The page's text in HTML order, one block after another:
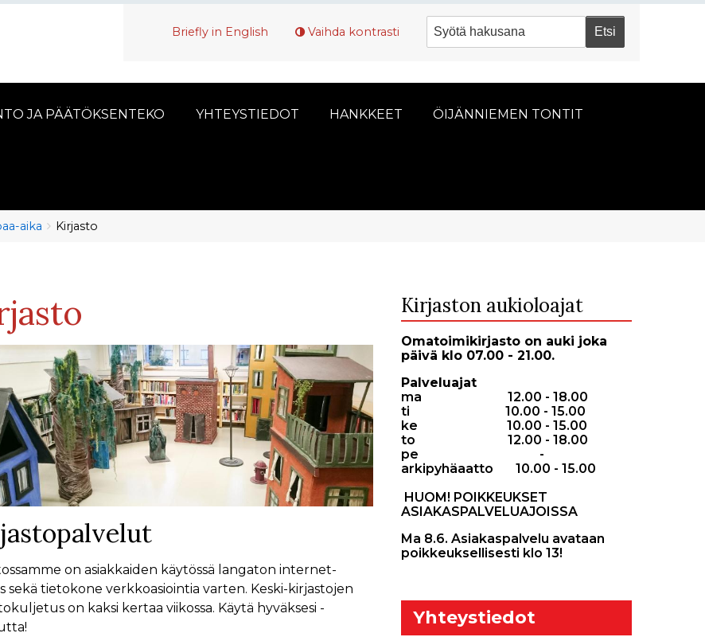
Briefly in English Vaihda kontrasti
JA PÄÄTÖKSENTEKO YHTEYSTIEDOT HANKKEET ÖIJÄNNIEMEN TONTIT
aika Kirjasto
on asiakkaiden käytössä langaton internet-
sekä tietokone verkkoasiointia varten. Keski-kirjastojen
on kaksi kertaa viikossa. Käytä hyväksesi -
Kirjaston aukioloajat
Omatoimikirjasto on auki joka
päivä klo 07.00 - 21.00.
Palveluajat
ma 12.00 - 18.00
ti 10.00 - 15.00
ke 10.00 - 15.00
to 12.00 - 18.00
pe -
arkipyhäaatto 10.00 - 15.00
HUOM! POIKKEUKSET
ASIAKASPALVELUAJOISSA
Ma 8.6. Asiakaspalvelu avataan
poikkeuksellisesti klo 13!
Yhteystiedot